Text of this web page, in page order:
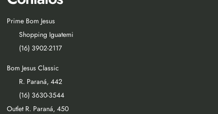
Prime Bom Jesus
Shopping Iguatemi
(16) 3902-2117
Bom Jesus Classic
R. Paraná, 442
(16) 3630-3544
Outlet R. Paraná, 450